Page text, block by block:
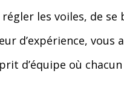
les voiles, de se
d’expérience,
d’équipe où